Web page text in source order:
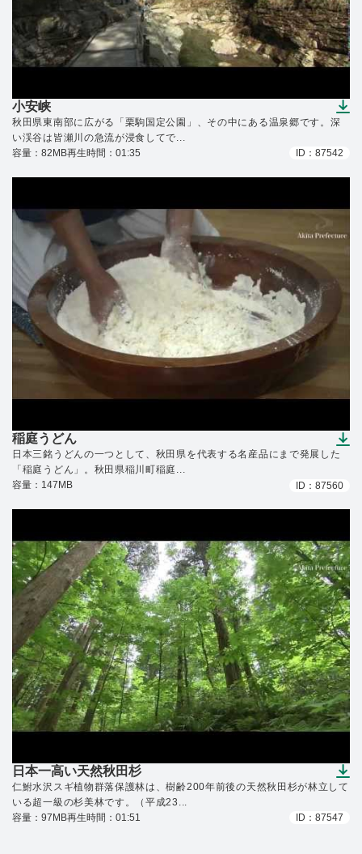
小安峡
（ダウンロードできます）
秋田県東南部に広がる「栗駒国定公園」、その中にある温泉郷です。深
い渓谷は皆瀬川の急流が浸食してで...
容量：82MB再生時間：01:35 ID：87542
稲庭うどん
（ダウンロードできます）
日本三銘うどんの一つとして、秋田県を代表する名産品にまで発展した
「稲庭うどん」。秋田県稲川町稲庭...
容量：147MB
ID：87560
日本一高い天然秋田杉
（ダウンロードできます）
仁鮒水沢スギ植物群落保護林は、樹齢200年前後の天然秋田杉が林立して
いる超一級の杉美林です。（平成23...
容量：97MB再生時間：01:51 ID：87547